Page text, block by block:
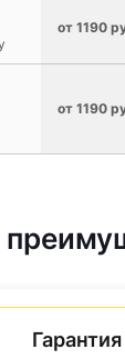
от 1190
от 1190